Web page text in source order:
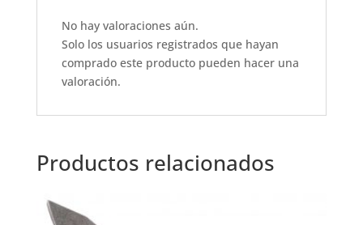
o
o
k
p
p
No hay valoraciones aún.
Solo los usuarios registrados que hayan
comprado este producto pueden hacer una
valoración.
Productos relacionados